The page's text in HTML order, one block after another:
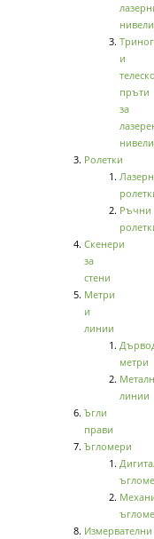
и
пръти
за
Ролетки
Ръчни
Скенери
за
стени
Метри
и
линии
метри
линии
Ъгли
прави
Ъгломери
Измервателни